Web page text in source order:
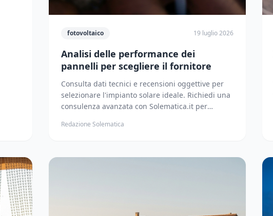
fotovoltaico 19 luglio 2026
Analisi delle performance dei
pannelli per scegliere il fornitore
Consulta dati tecnici e recensioni oggettive per
selezionare l'impianto solare ideale. Richiedi una
consulenza avanzata con Solematica.it per
Redazione Solematica